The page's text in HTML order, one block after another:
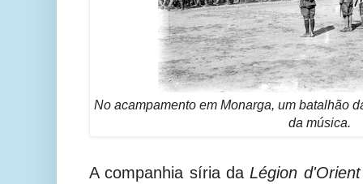
No acampamento em Monarga, um batalhão
da música.
A companhia síria daLégion d'Orient